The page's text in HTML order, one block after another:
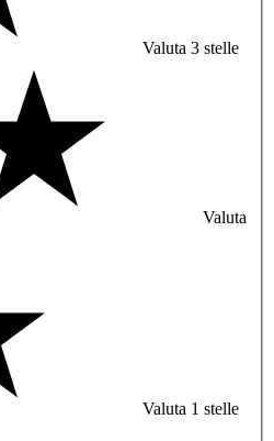
Valuta 3 stelle
Valuta
Valuta 1 stelle